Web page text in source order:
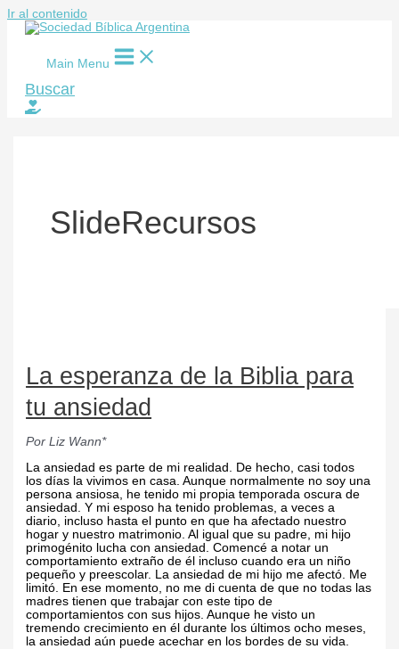
Ir al contenido
Main Menu
Buscar
SlideRecursos
La esperanza de la Biblia para
tu ansiedad
Por Liz Wann*
La ansiedad es parte de mi realidad. De hecho, casi todos
los días la vivimos en casa. Aunque normalmente no soy una
persona ansiosa, he tenido mi propia temporada oscura de
ansiedad. Y mi esposo ha tenido problemas, a veces a
diario, incluso hasta el punto en que ha afectado nuestro
hogar y nuestro matrimonio. Al igual que su padre, mi hijo
primogénito lucha con ansiedad. Comencé a notar un
comportamiento extraño de él incluso cuando era un niño
pequeño y preescolar. La ansiedad de mi hijo me afectó. Me
limitó. En ese momento, no me di cuenta de que no todas las
madres tienen que trabajar con este tipo de
comportamientos con sus hijos. Aunque he visto un
tremendo crecimiento en él durante los últimos ocho meses,
la ansiedad aún puede acechar en los bordes de su vida.